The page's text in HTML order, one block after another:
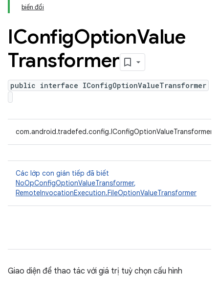
biến đổi
IConfigOptionValue
Transformer
public interface IConfigOptionValueTransformer
com.android.tradefed.config.IConfigOptionValueTransformer
Các lớp con gián tiếp đã biết
NoOpConfigOptionValueTransformer,
RemoteInvocationExecution.FileOptionValueTransformer
Giao diện để thao tác với giá trị tuỳ chọn cấu hình